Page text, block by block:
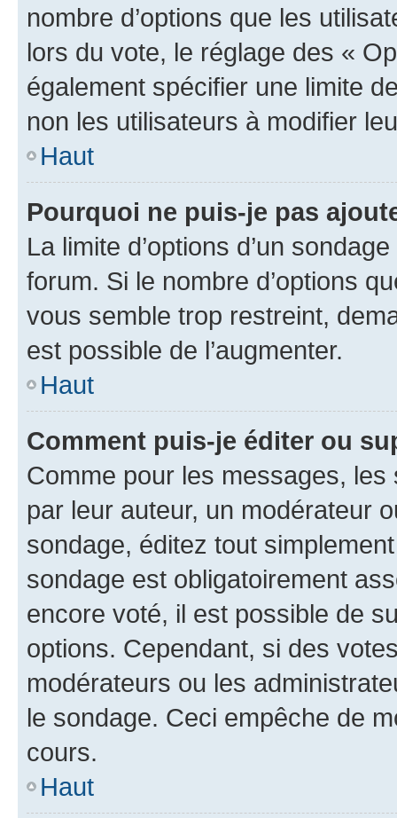
nombre d’options que les
lors du vote, le réglage des «
également spécifier une limite
non les utilisateurs à modifier
Haut
Pourquoi ne puis-je pas
La limite d’options d’un
forum. Si le nombre d’options
vous semble trop restreint,
est possible de l’augmenter.
Haut
Comment puis-je éditer ou
Comme pour les messages,
par leur auteur, un modérateur
sondage, éditez tout
sondage est obligatoirement
encore voté, il est possible de
options. Cependant, si des
modérateurs ou les
le sondage. Ceci empêche de
cours.
Haut